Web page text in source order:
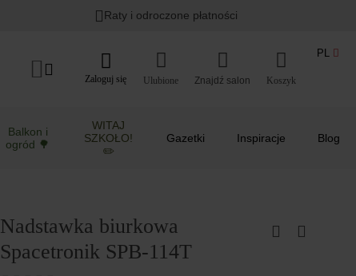
Raty i odroczone płatności
Zaloguj się Ulubione Koszyk
PL
Balkon i
ogród 🌳
WITAJ
SZKOŁO!
✏️
Gazetki Inspiracje Blog
Nadstawka biurkowa
Spacetronik SPB-114T